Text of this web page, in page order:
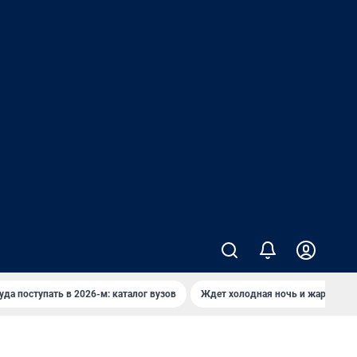
поступать в 2026-м: каталог вузов Ждет холодная ночь и жаркий